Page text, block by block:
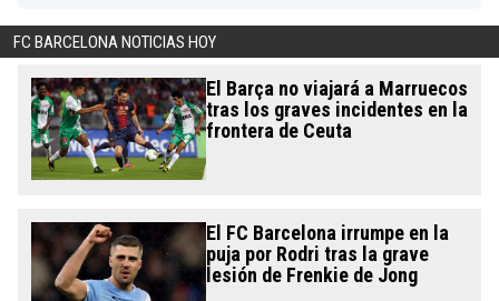
FC BARCELONA NOTICIAS HOY
El Barça no viajará a Marruecos
tras los graves incidentes en la
frontera de Ceuta
El FC Barcelona irrumpe en la
puja por Rodri tras la grave
lesión de Frenkie de Jong